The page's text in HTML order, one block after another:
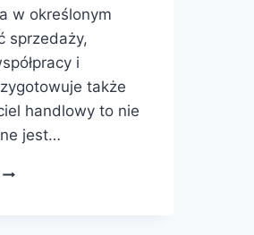
w określonym
sprzedaży,
i
także
handlowy to nie
jest…
PRZEDSTAWICIEL